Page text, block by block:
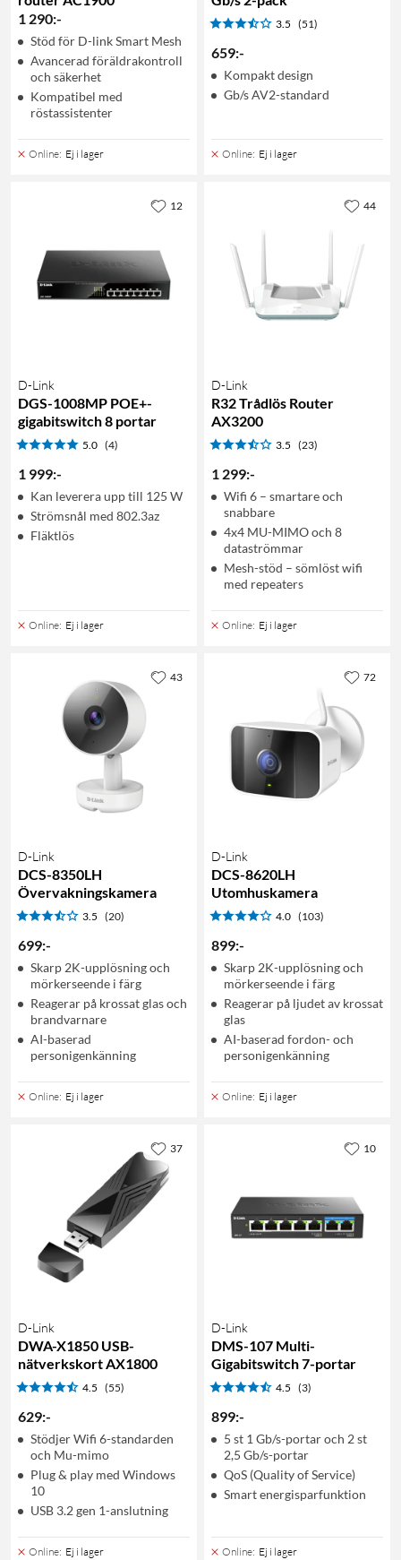
1 290:-
Stöd för D-link Smart Mesh
Avancerad föräldrakontroll
och säkerhet
Kompatibel med
röstassistenter
Online: Ej i lager
3.5 (51)
659:-
Kompakt design
Gb/s AV2-standard
Online: Ej i lager
D-Link
DGS-1008MP POE+-
gigabitswitch 8 portar
5.0 (4)
1 999:-
Kan leverera upp till 125 W
Strömsnål med 802.3az
Fläktlös
Online: Ej i lager
12
D-Link
R32 Trådlös Router
AX3200
3.5 (23)
1 299:-
Wifi 6 – smartare och
snabbare
4x4 MU-MIMO och 8
dataströmmar
Mesh-stöd – sömlöst wifi
med repeaters
Online: Ej i lager
44
D-Link
DCS-8350LH
Övervakningskamera
3.5 (20)
699:-
Skarp 2K-upplösning och
mörkerseende i färg
Reagerar på krossat glas och
brandvarnare
AI-baserad
personigenkänning
Online: Ej i lager
43
D-Link
DCS-8620LH
Utomhuskamera
4.0 (103)
899:-
Skarp 2K-upplösning och
mörkerseende i färg
Reagerar på ljudet av krossat
glas
AI-baserad fordon- och
personigenkänning
Online: Ej i lager
72
D-Link
DWA-X1850 USB-
nätverkskort AX1800
4.5 (55)
629:-
Stödjer Wifi 6-standarden
och Mu-mimo
Plug & play med Windows
10
USB 3.2 gen 1-anslutning
Online: Ej i lager
37
D-Link
DMS-107 Multi-
Gigabitswitch 7-portar
4.5 (3)
899:-
5 st 1 Gb/s-portar och 2 st
2,5 Gb/s-portar
QoS (Quality of Service)
Smart energisparfunktion
Online: Ej i lager
10